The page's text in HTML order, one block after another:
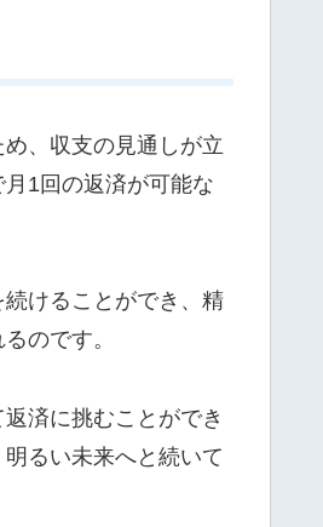
、収支の見通しが立
1回の返済が可能な
けることができ、精
のです。
済に挑むことができ
るい未来へと続いて